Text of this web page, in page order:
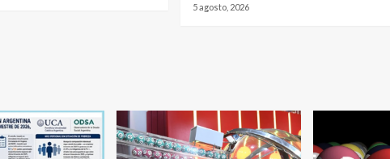
5 agosto, 2026